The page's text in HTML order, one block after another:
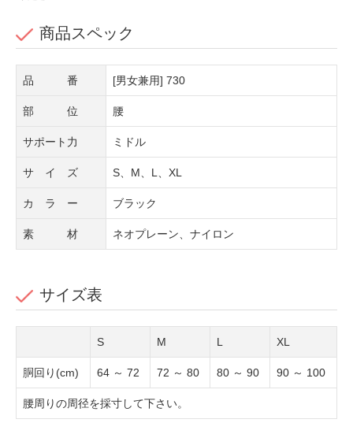
商品スペック
品 番 [男女兼用] 730
部 位 腰
サポート力 ミドル
サ イ ズ S、M、L、XL
カ ラ ー ブラック
素 材 ネオプレーン、ナイロン
サイズ表
S M L XL
胴回り(cm) 64 ～ 72 72 ～ 80 80 ～ 90 90 ～ 100
腰周りの周径を採寸して下さい。